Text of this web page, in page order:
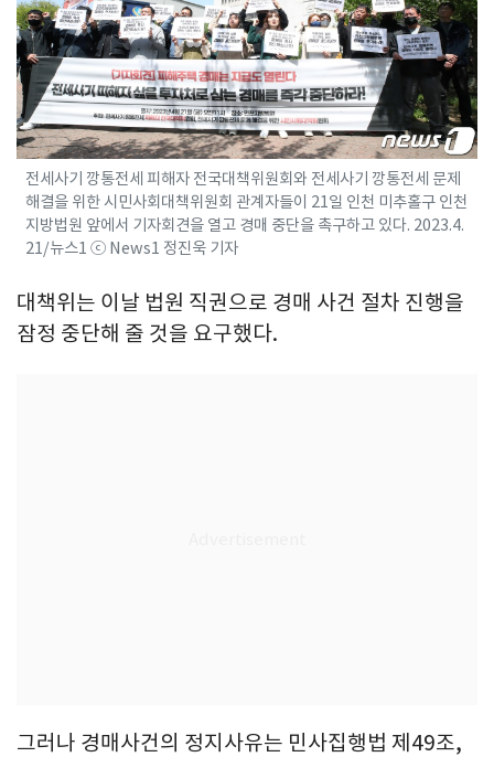
전세사기 깡통전세 피해자 전국대책위원회와 전세사기 깡통전세 문제
해결을 위한 시민사회대책위원회 관계자들이 21일 인천 미추홀구 인천
지방법원 앞에서 기자회견을 열고 경매 중단을 촉구하고 있다. 2023.4.
21/뉴스1 ⓒ News1 정진욱 기자
대책위는 이날 법원 직권으로 경매 사건 절차 진행을
잠정 중단해 줄 것을 요구했다.
그러나 경매사건의 정지사유는 민사집행법 제49조,